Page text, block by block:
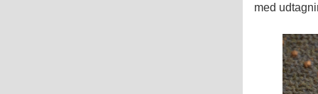
med